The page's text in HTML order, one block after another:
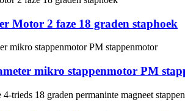
Motor 2 faze 18 graden staphoek
mikro stappenmotor PM